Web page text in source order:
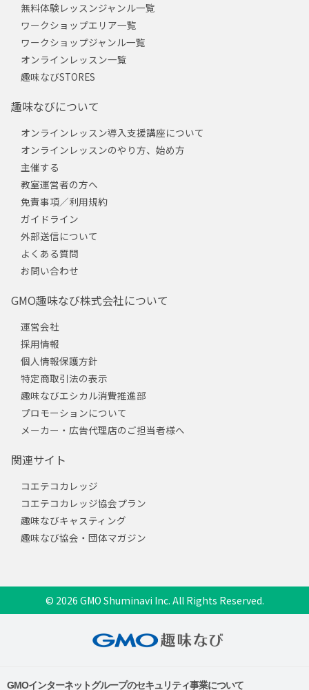
無料体験レッスンジャンル一覧
ワークショップエリア一覧
ワークショップジャンル一覧
オンラインレッスン一覧
趣味なびSTORES
趣味なびについて
オンラインレッスン導入支援講座について
オンラインレッスンのやり方、始め方
主催する
教室運営者の方へ
免責事項／利用規約
ガイドライン
外部送信について
よくある質問
お問い合わせ
GMO趣味なび株式会社について
運営会社
採用情報
個人情報保護方針
特定商取引法の表示
趣味なびエシカル消費推進部
プロモーションについて
メーカー・広告代理店のご担当者様へ
関連サイト
コエテコカレッジ
コエテコカレッジ協会プラン
趣味なびキャスティング
趣味なび協会・団体マガジン
© 2026 GMO Shuminavi Inc. All Rights Reserved.